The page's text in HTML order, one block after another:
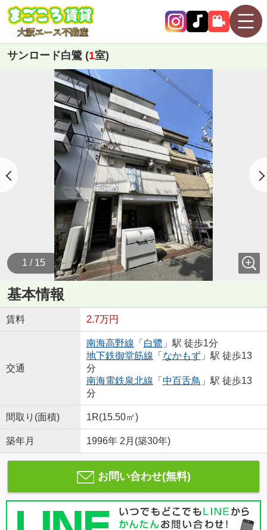
サンロード白鷺 (1室)
1 / 15
基本情報
賃料 2.7万円
交通
南海高野線 「 白鷺 」駅 徒歩1分
地下鉄御堂筋線 「 なかもず」駅 徒歩13
分
南海電鉄泉北線 「 中百舌鳥 」駅 徒歩13
分
間取り(面積) 1R(15.50㎡)
築年月 1996年 2月(築30年)
お問い合わせ(無料)